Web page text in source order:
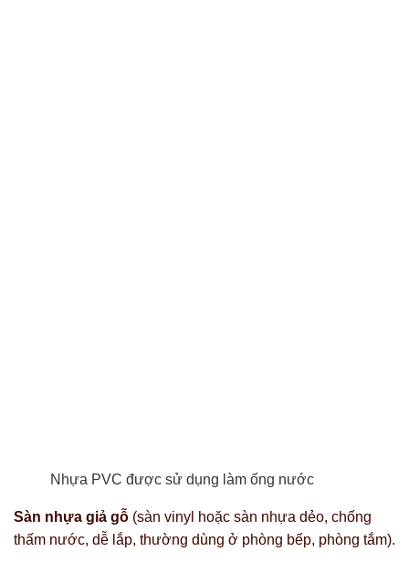
Nhựa PVC được sử dụng làm ống nước
Sàn nhựa giả gỗ (sàn vinyl hoặc sàn nhựa dẻo, chống
thấm nước, dễ lắp, thường dùng ở phòng bếp, phòng tắm).